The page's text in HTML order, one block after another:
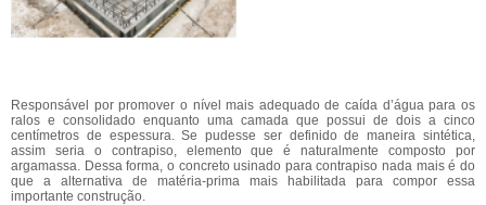
Responsável por promover o nível mais adequado de caída d’água para os
ralos e consolidado enquanto uma camada que possui de dois a cinco
centímetros de espessura. Se pudesse ser definido de maneira sintética,
assim seria o contrapiso, elemento que é naturalmente composto por
argamassa. Dessa forma, o concreto usinado para contrapiso nada mais é do
que a alternativa de matéria-prima mais habilitada para compor essa
importante construção.